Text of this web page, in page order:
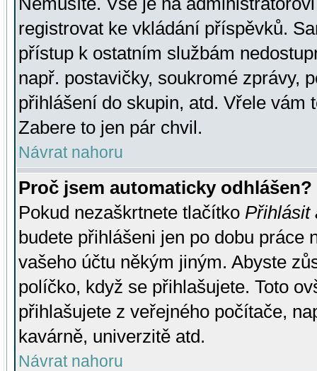
registrovat ke vkládání příspěvků.
přístup k ostatním službám
např. postavičky, soukromé zprávy,
přihlášení do skupin, atd. Vřele vám
Zabere to jen pár chvil.
Návrat nahoru
Proč jsem automaticky odhlášen?
Pokud nezaškrtnete tlačítko Přihlásit
budete přihlášeni jen po dobu práce
vašeho účtu někým jiným. Abyste
políčko, když se přihlašujete. Toto
přihlašujete z veřejného počítače,
kavárně, univerzitě atd.
Návrat nahoru